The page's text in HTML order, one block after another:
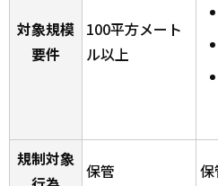
対象規模
要件
100平方メート
ル以上
規制対象
保管 保